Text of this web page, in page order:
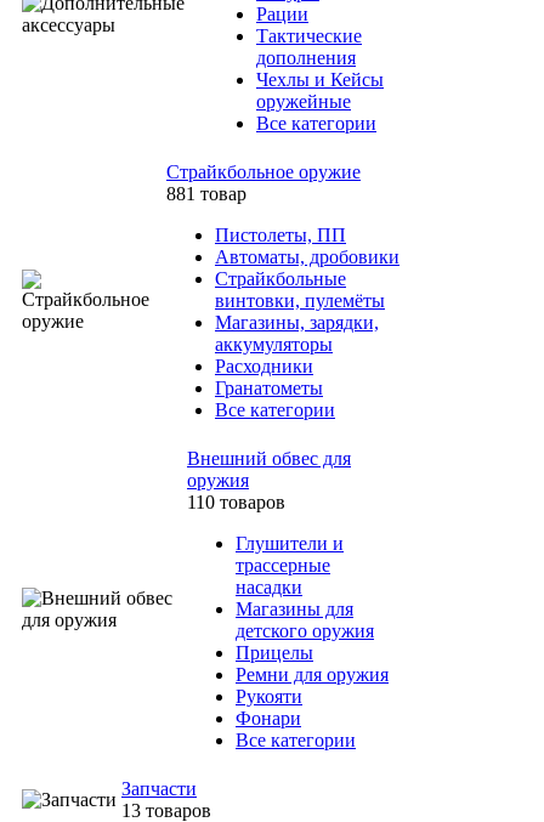
Рации
Тактические
дополнения
Чехлы и Кейсы
оружейные
Все категории
Страйкбольное оружие
881 товар
Пистолеты, ПП
Автоматы, дробовики
Страйкбольные
винтовки, пулемёты
Магазины, зарядки,
аккумуляторы
Расходники
Гранатометы
Все категории
Внешний обвес для
оружия
110 товаров
Глушители и
трассерные
насадки
Магазины для
детского оружия
Прицелы
Ремни для оружия
Рукояти
Фонари
Все категории
Запчасти
13 товаров